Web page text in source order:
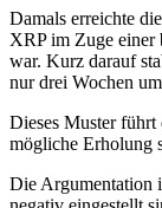
Damals erreichte
XRP im Zuge einer
war. Kurz darauf
nur drei Wochen
Dieses Muster führt
mögliche Erholung
Die Argumentation